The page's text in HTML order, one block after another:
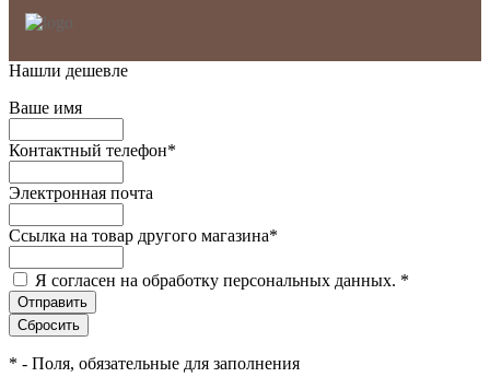
Нашли дешевле
Ваше имя
Контактный телефон*
Электронная почта
Ссылка на товар другого магазина*
Я согласен на обработку персональных данных. *
* - Поля, обязательные для заполнения